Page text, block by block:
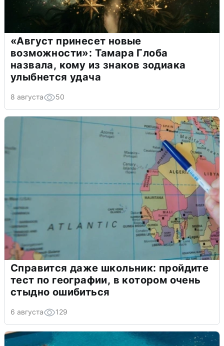
«Август принесет новые
возможности»: Тамара Глоба
назвала, кому из знаков зодиака
улыбнется удача
8 августа 50
Справится даже школьник: пройдите
тест по географии, в котором очень
стыдно ошибиться
6 августа 129